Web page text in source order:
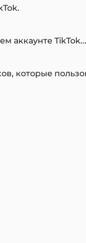
аккаунте TikTok...
которые